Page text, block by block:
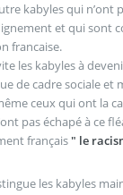
kabyles qui n’ont
et qui sont
francaise.
les kabyles à
de cadre sociale et
ceux qui ont la
pas échapé à ce
français " le
les kabyles